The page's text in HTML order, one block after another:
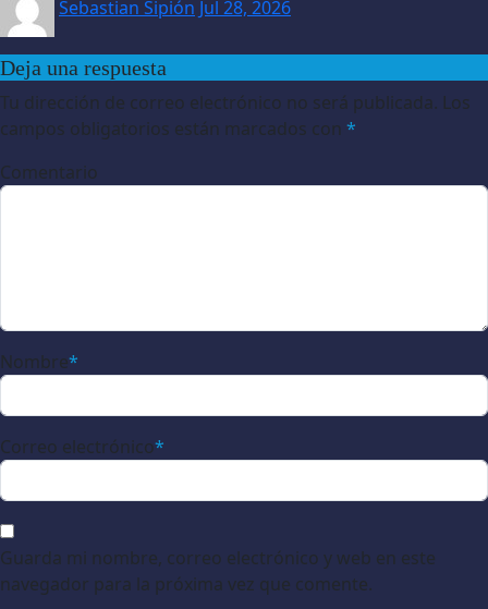
Sebastian Sipión Jul 28, 2026
Deja una respuesta
Tu dirección de correo electrónico no será publicada. Los
campos obligatorios están marcados con *
Comentario
Nombre*
Correo electrónico*
Guarda mi nombre, correo electrónico y web en este
navegador para la próxima vez que comente.